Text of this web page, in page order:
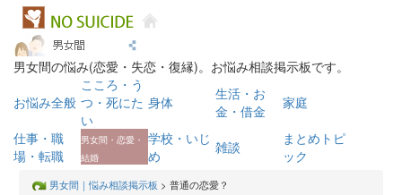
男女間の悩み(恋愛・失恋・復縁)。お悩み相談掲示板です。
お悩み全般
こころ・う
つ・死にた
い
身体
生活・お
金・借金
家庭
仕事・職
場・転職
男女間・恋愛・
結婚
学校・いじ
め
雑談
まとめトピ
ック
男女間｜悩み相談掲示板 > 普通の恋愛？